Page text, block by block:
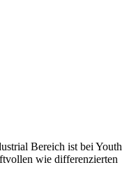
Bereich ist bei Youth
wie differenzierten